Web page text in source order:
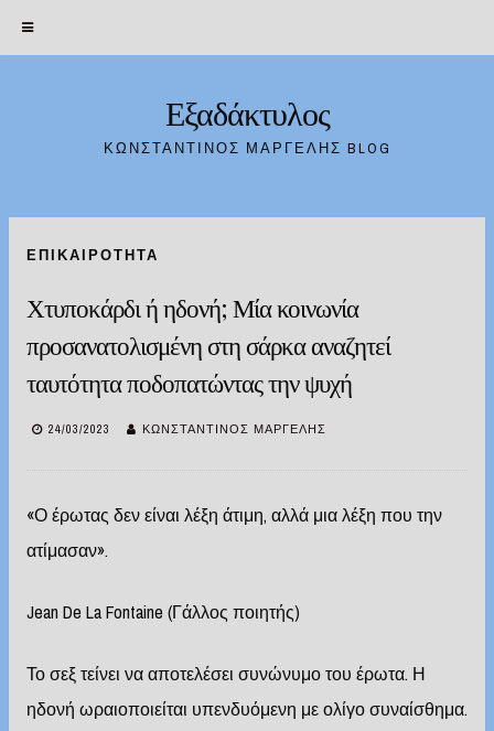
Εξαδάκτυλος
ΚΩΝΣΤΑΝΤΊΝΟΣ ΜΑΡΓΈΛΗΣ BLOG
ΕΠΙΚΑΙΡΌΤΗΤΑ
Χτυποκάρδι ή ηδονή; Μία κοινωνία
προσανατολισμένη στη σάρκα αναζητεί
ταυτότητα ποδοπατώντας την ψυχή
24/03/2023 ΚΩΝΣΤΑΝΤΊΝΟΣ ΜΑΡΓΈΛΗΣ
«Ο έρωτας δεν είναι λέξη άτιμη, αλλά μια λέξη που την
ατίμασαν».
Jean De La Fontaine (Γάλλος ποιητής)
Το σεξ τείνει να αποτελέσει συνώνυμο του έρωτα. Η
ηδονή ωραιοποιείται υπενδυόμενη με ολίγο συναίσθημα.